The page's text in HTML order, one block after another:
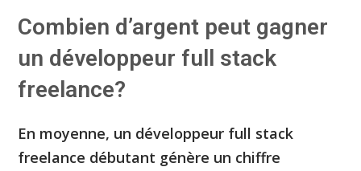
Combien d’argent peut gagner
un développeur full stack
freelance?
En moyenne, un développeur full stack
freelance débutant génère un chiffre